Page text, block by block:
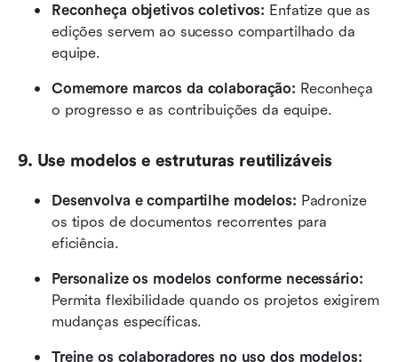
Reconheça objetivos coletivos: Enfatize que as
edições servem ao sucesso compartilhado da
equipe.
Comemore marcos da colaboração: Reconheça
o progresso e as contribuições da equipe.
9. Use modelos e estruturas reutilizáveis
Desenvolva e compartilhe modelos: Padronize
os tipos de documentos recorrentes para
eficiência.
Personalize os modelos conforme necessário:
Permita flexibilidade quando os projetos exigirem
mudanças específicas.
Treine os colaboradores no uso dos modelos: